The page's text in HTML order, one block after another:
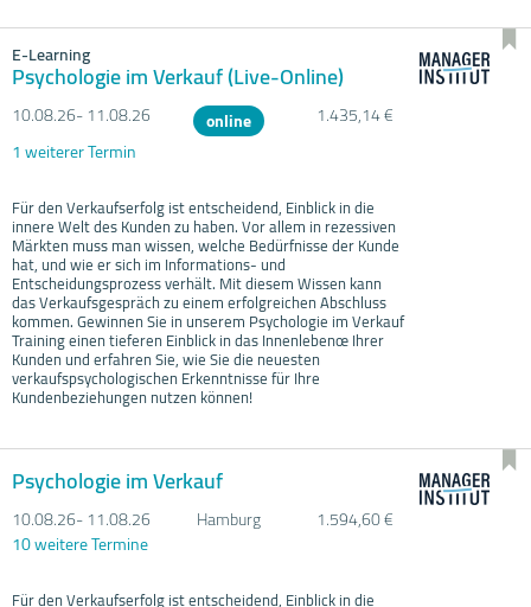
E-Learning
Psychologie im Verkauf (Live-Online)
10.08.26- 11.08.26 online
1.435,14 €
1 weiterer Termin
Für den Verkaufserfolg ist entscheidend, Einblick in die
innere Welt des Kunden zu haben. Vor allem in rezessiven
Märkten muss man wissen, welche Bedürfnisse der Kunde
hat, und wie er sich im Informations- und
Entscheidungsprozess verhält. Mit diesem Wissen kann
das Verkaufsgespräch zu einem erfolgreichen Abschluss
kommen. Gewinnen Sie in unserem Psychologie im Verkauf
Training einen tieferen Einblick in das Innenlebenœ Ihrer
Kunden und erfahren Sie, wie Sie die neuesten
verkaufspsychologischen Erkenntnisse für Ihre
Kundenbeziehungen nutzen können!
Psychologie im Verkauf
10.08.26- 11.08.26 Hamburg
1.594,60 €
10 weitere Termine
Für den Verkaufserfolg ist entscheidend, Einblick in die